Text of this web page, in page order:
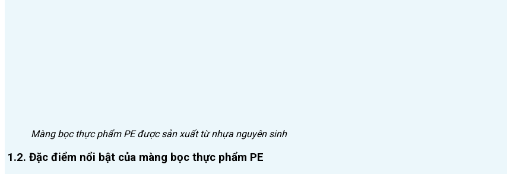
Màng bọc thực phẩm PE được sản xuất từ nhựa nguyên sinh
1.2. Đặc điểm nổi bật của màng bọc thực phẩm PE